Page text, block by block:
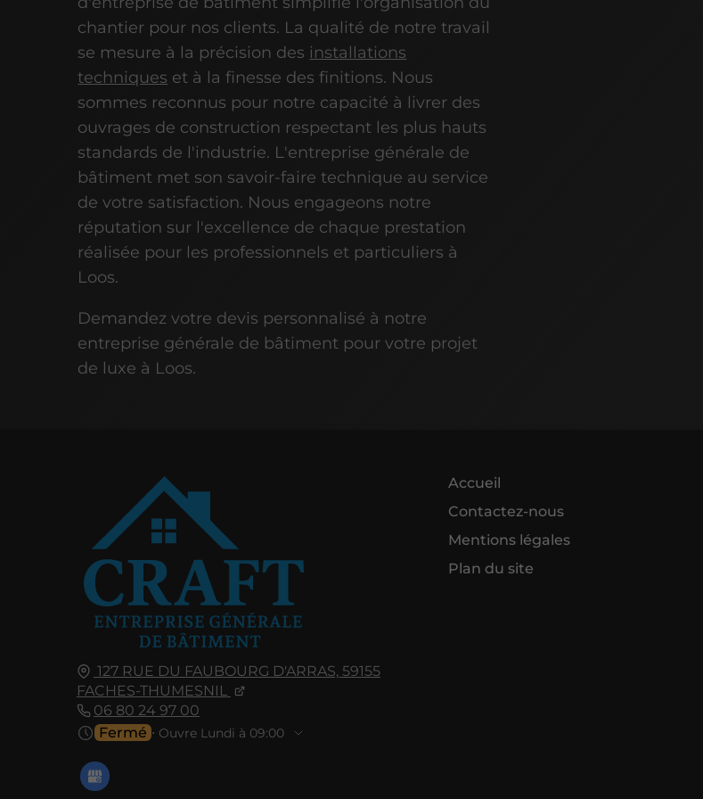
chantier pour nos clients. La qualité de notre travail
se mesure à la précision des installations
techniques et à la finesse des finitions. Nous
sommes reconnus pour notre capacité à livrer des
ouvrages de construction respectant les plus hauts
standards de l'industrie. L'entreprise générale de
bâtiment met son savoir-faire technique au service
de votre satisfaction. Nous engageons notre
réputation sur l'excellence de chaque prestation
réalisée pour les professionnels et particuliers à
Loos.
Demandez votre devis personnalisé à notre
entreprise générale de bâtiment pour votre projet
de luxe à Loos.
127 RUE DU FAUBOURG D'ARRAS, 59155
FACHES-THUMESNIL
06 80 24 97 00
Fermé ⋅ Ouvre Lundi à 09:00
Accueil
Contactez-nous
Mentions légales
Plan du site